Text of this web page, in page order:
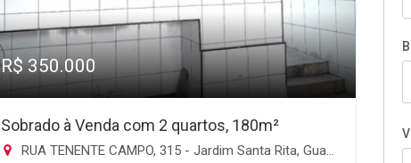
R$ 350.000
Sobrado à Venda com 2 quartos, 180m²
RUA TENENTE CAMPO, 315 - Jardim Santa Rita, Guarulhos-SP